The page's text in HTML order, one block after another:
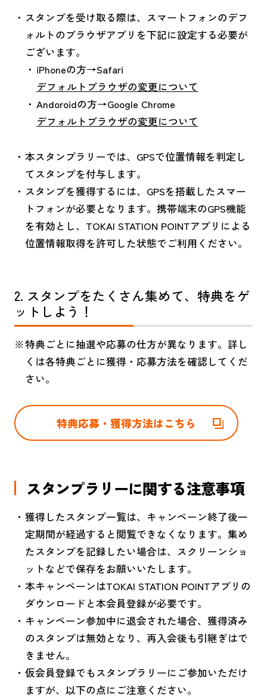
スタンプを受け取る際は、スマートフォンのデフ
ォルトのブラウザアプリを下記に設定する必要が
ございます。
iPhoneの方→Safari
デフォルトブラウザの変更について
Andoroidの方→Google Chrome
デフォルトブラウザの変更について
本スタンプラリーでは、GPSで位置情報を判定し
てスタンプを付与します。
スタンプを獲得するには、GPSを搭載したスマー
トフォンが必要となります。携帯端末のGPS機能
を有効とし、TOKAI STATION POINTアプリによる
位置情報取得を許可した状態でご利用ください。
2. スタンプをたくさん集めて、特典をゲ
ットしよう！
特典ごとに抽選や応募の仕方が異なります。詳し
くは各特典ごとに獲得・応募方法を確認してくだ
さい。
特典応募・獲得方法はこちら
スタンプラリーに関する注意事項
獲得したスタンプ一覧は、キャンペーン終了後一
定期間が経過すると閲覧できなくなります。集め
たスタンプを記録したい場合は、スクリーンショ
ットなどで保存をお願いいたします。
本キャンペーンはTOKAI STATION POINTアプリの
ダウンロードと本会員登録が必要です。
キャンペーン参加中に退会された場合、獲得済み
のスタンプは無効となり、再入会後も引継ぎはで
きません。
仮会員登録でもスタンプラリーにご参加いただけ
ますが、以下の点にご注意ください。